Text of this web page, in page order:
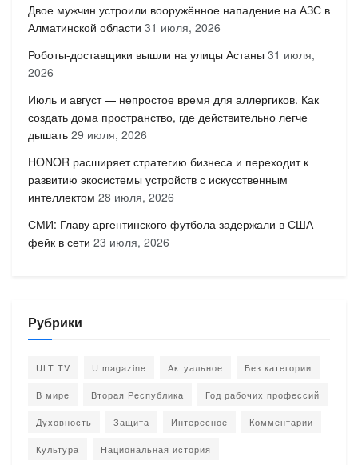
Двое мужчин устроили вооружённое нападение на АЗС в
Алматинской области 31 июля, 2026
Роботы-доставщики вышли на улицы Астаны 31 июля,
2026
Июль и август — непростое время для аллергиков. Как
создать дома пространство, где действительно легче
дышать 29 июля, 2026
HONOR расширяет стратегию бизнеса и переходит к
развитию экосистемы устройств с искусственным
интеллектом 28 июля, 2026
СМИ: Главу аргентинского футбола задержали в США —
фейк в сети 23 июля, 2026
Рубрики
ULT TV U magazine Актуальное Без категории
В мире Вторая Республика Год рабочих профессий
Духовность Защита Интересное Комментарии
Культура Национальная история